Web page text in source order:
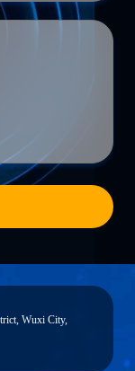
Wuxi City,